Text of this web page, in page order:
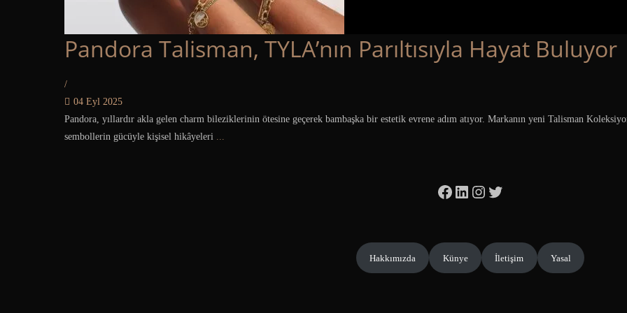
Pandora Talisman, TYLA’nın Parıltısıyla Hayat Buluyor
/
04 Eyl 2025
Pandora, yıllardır akla gelen charm bileziklerinin ötesine geçerek bambaşka bir estetik evrene adım atıyor. Markanın yeni Talisman
sembollerin gücüyle kişisel hikâyeleri ...
Facebook
LinkedIn
Instagram
Twitter
Hakkımızda Künye İletişim Yasal